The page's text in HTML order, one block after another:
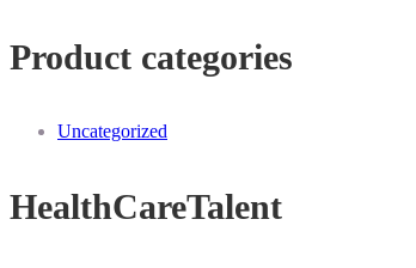
Product categories
Uncategorized
HealthCareTalent